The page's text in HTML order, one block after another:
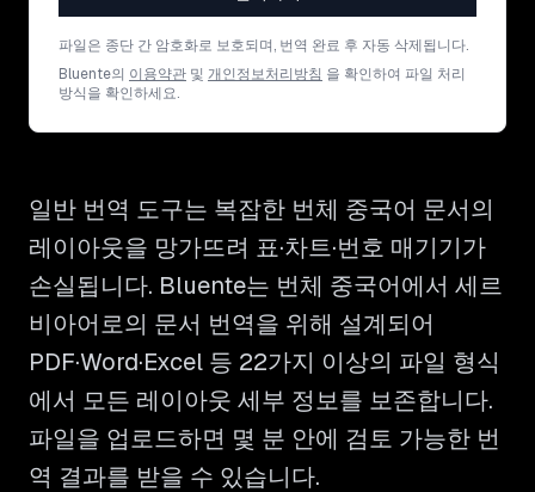
파일은 종단 간 암호화로 보호되며, 번역 완료 후 자동 삭제됩니다.
Bluente의 이용약관 및 개인정보처리방침 을 확인하여 파일 처리
방식을 확인하세요.
일반 번역 도구는 복잡한 번체 중국어 문서의
레이아웃을 망가뜨려 표·차트·번호 매기기가
손실됩니다. Bluente는 번체 중국어에서 세르
비아어로의 문서 번역을 위해 설계되어
PDF·Word·Excel 등 22가지 이상의 파일 형식
에서 모든 레이아웃 세부 정보를 보존합니다.
파일을 업로드하면 몇 분 안에 검토 가능한 번
역 결과를 받을 수 있습니다.